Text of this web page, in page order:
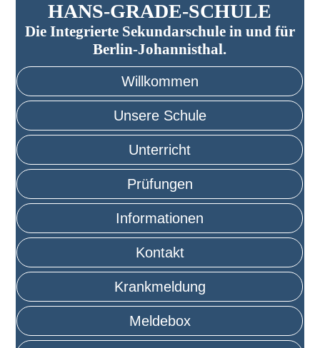
HANS-GRADE-SCHULE
Die Integrierte Sekundarschule in und für
Berlin-Johannisthal.
Willkommen
Unsere Schule
Unterricht
Prüfungen
Informationen
Kontakt
Krankmeldung
Meldebox